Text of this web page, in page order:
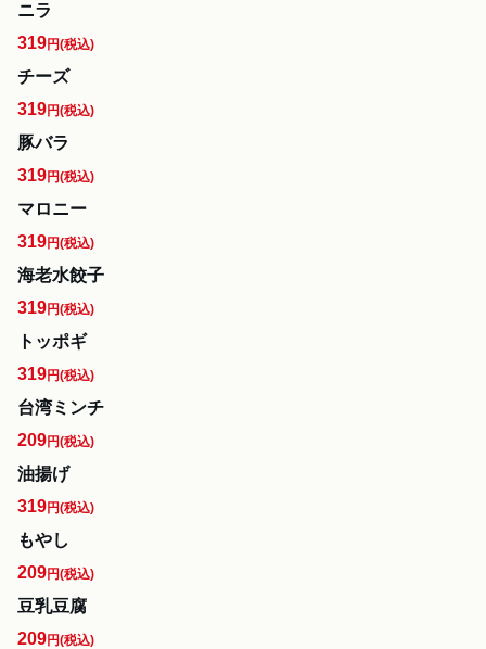
ニラ
319円(税込)
チーズ
319円(税込)
豚バラ
319円(税込)
マロニー
319円(税込)
海老水餃子
319円(税込)
トッポギ
319円(税込)
台湾ミンチ
209円(税込)
油揚げ
319円(税込)
もやし
209円(税込)
豆乳豆腐
209円(税込)